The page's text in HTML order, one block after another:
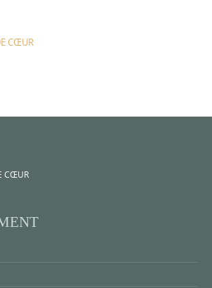
CŒUR
CŒUR